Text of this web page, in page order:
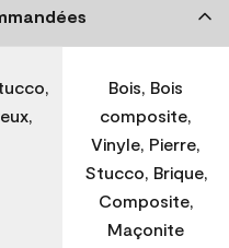
Bois, Bois
composite,
Vinyle, Pierre,
Stucco, Brique,
Composite,
Maçonite